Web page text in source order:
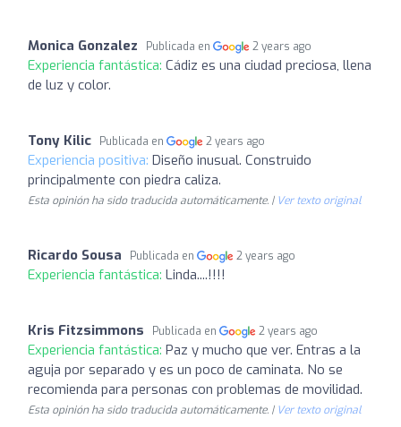
Monica Gonzalez Publicada en 2 years ago
Experiencia fantástica: Cádiz es una ciudad preciosa, llena
de luz y color.
Tony Kilic Publicada en 2 years ago
Experiencia positiva: Diseño inusual. Construido
principalmente con piedra caliza.
Esta opinión ha sido traducida automáticamente. | Ver texto original
Ricardo Sousa Publicada en 2 years ago
Experiencia fantástica: Linda....!!!!
Kris Fitzsimmons Publicada en 2 years ago
Experiencia fantástica: Paz y mucho que ver. Entras a la
aguja por separado y es un poco de caminata. No se
recomienda para personas con problemas de movilidad.
Esta opinión ha sido traducida automáticamente. | Ver texto original